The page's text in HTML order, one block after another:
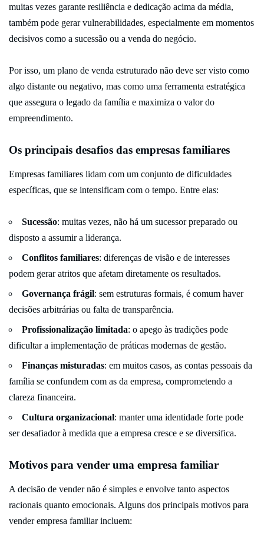
muitas vezes garante resiliência e dedicação acima da média,
também pode gerar vulnerabilidades, especialmente em momentos
decisivos como a sucessão ou a venda do negócio.
Por isso, um plano de venda estruturado não deve ser visto como
algo distante ou negativo, mas como uma ferramenta estratégica
que assegura o legado da família e maximiza o valor do
empreendimento.
Os principais desafios das empresas familiares
Empresas familiares lidam com um conjunto de dificuldades
específicas, que se intensificam com o tempo. Entre elas:
Sucessão: muitas vezes, não há um sucessor preparado ou
disposto a assumir a liderança.
Conflitos familiares: diferenças de visão e de interesses
podem gerar atritos que afetam diretamente os resultados.
Governança frágil: sem estruturas formais, é comum haver
decisões arbitrárias ou falta de transparência.
Profissionalização limitada: o apego às tradições pode
dificultar a implementação de práticas modernas de gestão.
Finanças misturadas: em muitos casos, as contas pessoais da
família se confundem com as da empresa, comprometendo a
clareza financeira.
Cultura organizacional: manter uma identidade forte pode
ser desafiador à medida que a empresa cresce e se diversifica.
Motivos para vender uma empresa familiar
A decisão de vender não é simples e envolve tanto aspectos
racionais quanto emocionais. Alguns dos principais motivos para
vender empresa familiar incluem: